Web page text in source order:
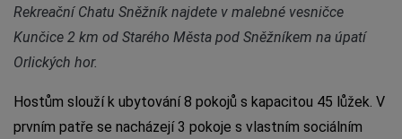
Rekreační Chatu Sněžník najdete v malebné vesničce
Kunčice 2 km od Starého Města pod Sněžníkem na úpatí
Orlických hor.
Hostům slouží k ubytování 8 pokojů s kapacitou 45 lůžek. V
prvním patře se nacházejí 3 pokoje s vlastním sociálním